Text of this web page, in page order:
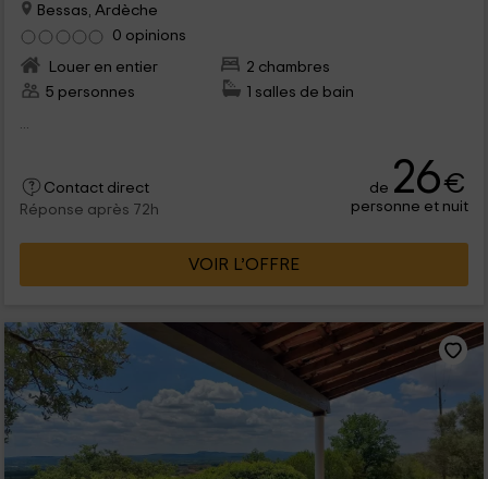
Bessas, Ardèche
0 opinions
Louer en entier
2 chambres
5 personnes
1 salles de bain
Contact direct
Réponse après 72h
de 26€
personne et nuit
VOIR L’OFFRE